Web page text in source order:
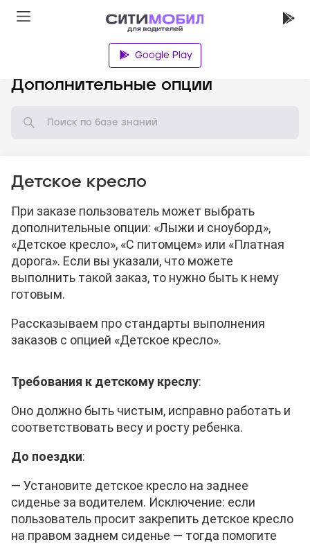
Google Play
Дополнительные опции
Детское кресло
При заказе пользователь может выбрать
дополнительные опции: «Лыжи и сноуборд»,
«Детское кресло», «С питомцем» или «Платная
дорога». Если вы указали, что можете
выполнить такой заказ, то нужно быть к нему
готовым.
Рассказываем про стандарты выполнения
заказов с опцией «Детское кресло».
Требования к детскому креслу:
Оно должно быть чистым, исправно работать и
соответствовать весу и росту ребенка.
До поездки:
— Установите детское кресло на заднее
сиденье за водителем. Исключение: если
пользователь просит закрепить детское кресло
на правом заднем сиденье — тогда помогите